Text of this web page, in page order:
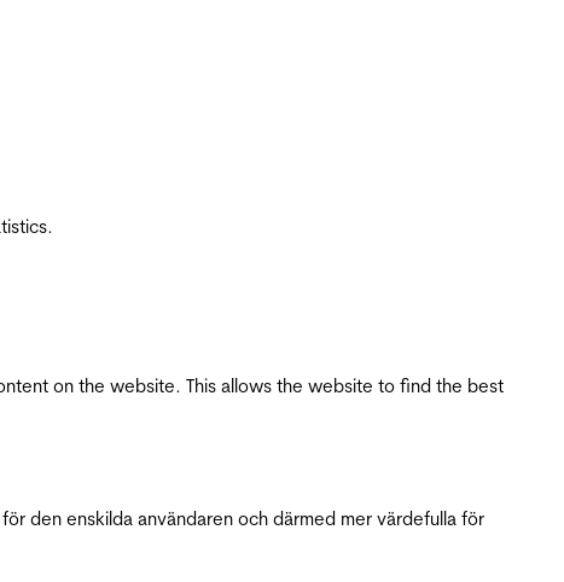
on the website. This allows the website to find the best
den enskilda användaren och därmed mer värdefulla för